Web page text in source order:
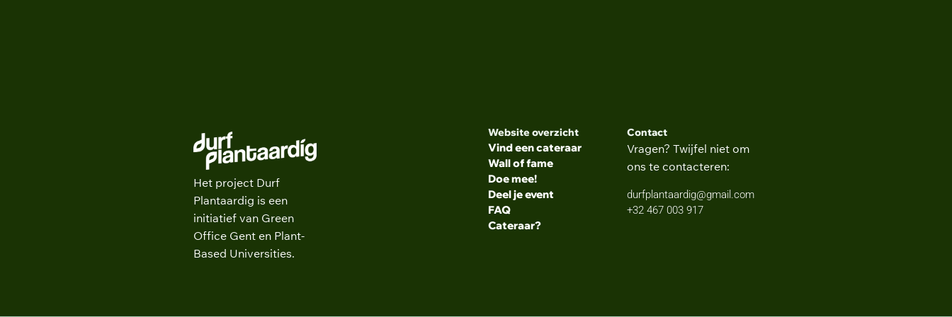
Het project Durf
Plantaardig is een
initiatief van Green
Office Gent en Plant-
Based Universities.
Website overzicht
Vind een cateraar
Wall of fame
Doe mee!
Deel je event
FAQ
Cateraar?
Contact
Vragen? Twijfel niet om
ons te contacteren:
durfplantaardig@gmail.com
+32 467 003 917